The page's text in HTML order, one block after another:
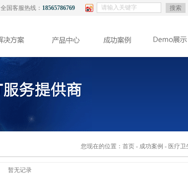
全国客服热线： 18565786769 搜索
您现在的位置： 首页 - 成功案例 - 医疗卫
暂无记录